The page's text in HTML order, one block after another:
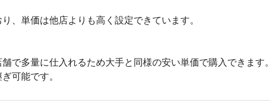
、単価は他店よりも高く設定できています。
で多量に仕入れるため大手と同様の安い単価で購入できます。
可能です。